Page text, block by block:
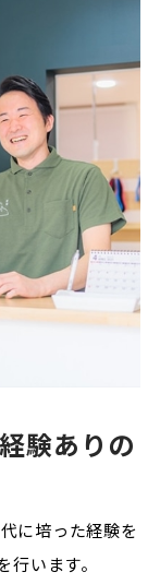
験ありの
に培った経験を
います。